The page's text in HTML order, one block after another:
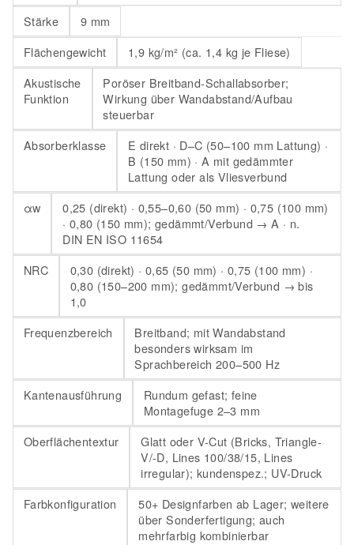
Stärke
9 mm
Flächengewicht
1,9 kg/m² (ca. 1,4 kg je Fliese)
Akustische
Funktion
Poröser Breitband-Schallabsorber;
Wirkung über Wandabstand/Aufbau
steuerbar
Absorberklasse
E direkt · D–C (50–100 mm Lattung) ·
B (150 mm) · A mit gedämmter
Lattung oder als Vliesverbund
αw
0,25 (direkt) · 0,55–0,60 (50 mm) · 0,75 (100 mm)
· 0,80 (150 mm); gedämmt/Verbund → A · n.
DIN EN ISO 11654
NRC
0,30 (direkt) · 0,65 (50 mm) · 0,75 (100 mm) ·
0,80 (150–200 mm); gedämmt/Verbund → bis
1,0
Frequenzbereich
Breitband; mit Wandabstand
besonders wirksam im
Sprachbereich 200–500 Hz
Kantenausführung
Rundum gefast; feine
Montagefuge 2–3 mm
Oberflächentextur
Glatt oder V-Cut (Bricks, Triangle-
V/-D, Lines 100/38/15, Lines
irregular); kundenspez.; UV-Druck
Farbkonfiguration
50+ Designfarben ab Lager; weitere
über Sonderfertigung; auch
mehrfarbig kombinierbar